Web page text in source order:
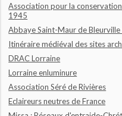
Association pour la
1945
Abbaye Saint-Maur de Bleurville
Itinéraire médiéval des sites
DRAC Lorraine
Lorraine enluminure
Association Séré de Rivières
Eclaireurs neutres de France